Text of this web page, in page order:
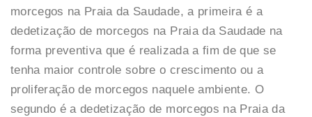
morcegos na Praia da Saudade, a primeira é a
dedetização de morcegos na Praia da Saudade na
forma preventiva que é realizada a fim de que se
tenha maior controle sobre o crescimento ou a
proliferação de morcegos naquele ambiente. O
segundo é a dedetização de morcegos na Praia da